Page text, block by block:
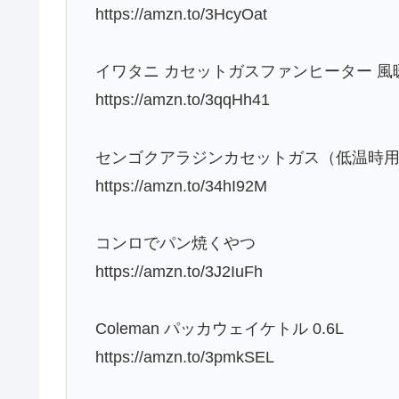
https://amzn.to/3HcyOat
イワタニ カセットガスファンヒーター 風
https://amzn.to/3qqHh41
センゴクアラジンカセットガス（低温時
https://amzn.to/34hI92M
コンロでパン焼くやつ
https://amzn.to/3J2IuFh
Coleman パッカウェイケトル 0.6L
https://amzn.to/3pmkSEL